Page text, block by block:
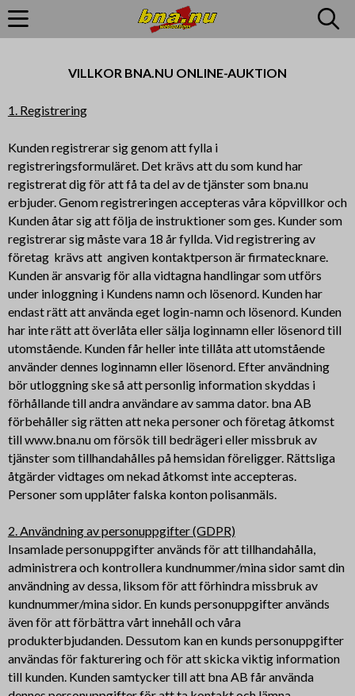
VILLKOR BNA.NU ONLINE-AUKTION
1. Registrering
Kunden registrerar sig genom att fylla i
registreringsformuläret. Det krävs att du som kund har
registrerat dig för att få ta del av de tjänster som bna.nu
erbjuder. Genom registreringen accepteras våra köpvillkor och
Kunden åtar sig att följa de instruktioner som ges. Kunder som
registrerar sig måste vara 18 år fyllda. Vid registrering av
företag krävs att angiven kontaktperson är firmatecknare.
Kunden är ansvarig för alla vidtagna handlingar som utförs
under inloggning i Kundens namn och lösenord. Kunden har
endast rätt att använda eget login-namn och lösenord. Kunden
har inte rätt att överlåta eller sälja loginnamn eller lösenord till
utomstående. Kunden får heller inte tillåta att utomstående
använder dennes loginnamn eller lösenord. Efter användning
bör utloggning ske så att personlig information skyddas i
förhållande till andra användare av samma dator. bna AB
förbehåller sig rätten att neka personer och företag åtkomst
till www.bna.nu om försök till bedrägeri eller missbruk av
tjänster som tillhandahålles på hemsidan föreligger. Rättsliga
åtgärder vidtages om nekad åtkomst inte accepteras.
Personer som upplåter falska konton polisanmäls.
2. Användning av personuppgifter (GDPR)
Insamlade personuppgifter används för att tillhandahålla,
administrera och kontrollera kundnummer/mina sidor samt din
användning av dessa, liksom för att förhindra missbruk av
kundnummer/mina sidor. En kunds personuppgifter används
även för att förbättra vårt innehåll och våra
produkterbjudanden. Dessutom kan en kunds personuppgifter
användas för fakturering och för att skicka viktig information
till kunden. Kunden samtycker till att bna AB får använda